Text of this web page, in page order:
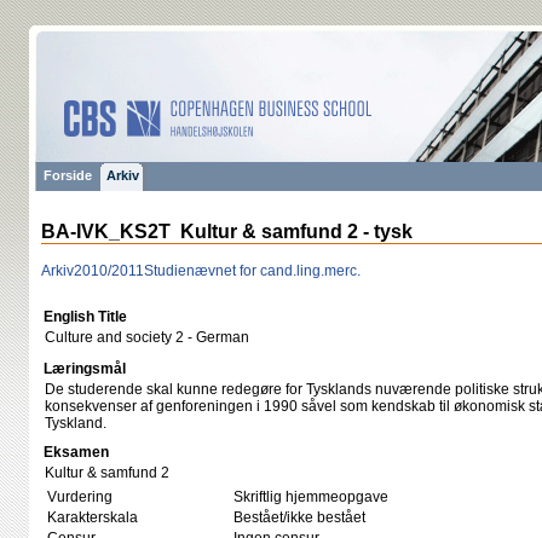
Forside Arkiv
BA-IVK_KS2T Kultur & samfund 2 - tysk
Arkiv2010/2011Studienævnet for cand.ling.merc.
English Title
Culture and society 2 - German
Læringsmål
De studerende skal kunne redegøre for Tysklands nuværende politiske
konsekvenser af genforeningen i 1990 såvel som kendskab til økonomisk
Tyskland.
Eksamen
Kultur & samfund 2
Vurdering
Skriftlig hjemmeopgave
Karakterskala
Bestået/ikke bestået